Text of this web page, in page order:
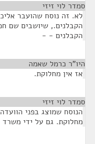
סמדר לוי זיזי
לא. זה נוסח שהועבר
הקבלנים., שיושבים שם
הקבלנים - -
היו"ר כרמל שאמה
אז אין מחלוקת.
סמדר לוי זיזי
הנוסח שמוצג בפני
מחלוקת. גם על ידי